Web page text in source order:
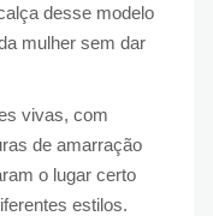
desse modelo
mulher sem dar
vivas, com
de amarração
o lugar certo
estilos.